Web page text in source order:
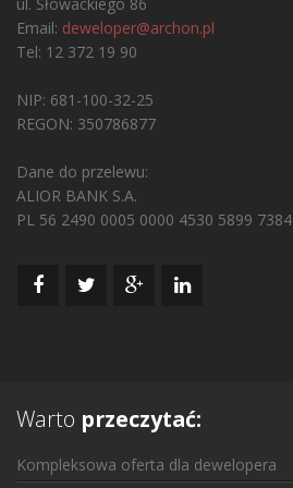
Email: deweloper@archon.pl
Tel: 12 372 19 90
NIP: 681-100-32-25
REGON: 350786877
Dane do przelewu:
ALIOR BANK S.A.
PL 56 2490 0005 0000 4530 5899 7384
Warto przeczytać:
Kompleksowa oferta dla dewelopera